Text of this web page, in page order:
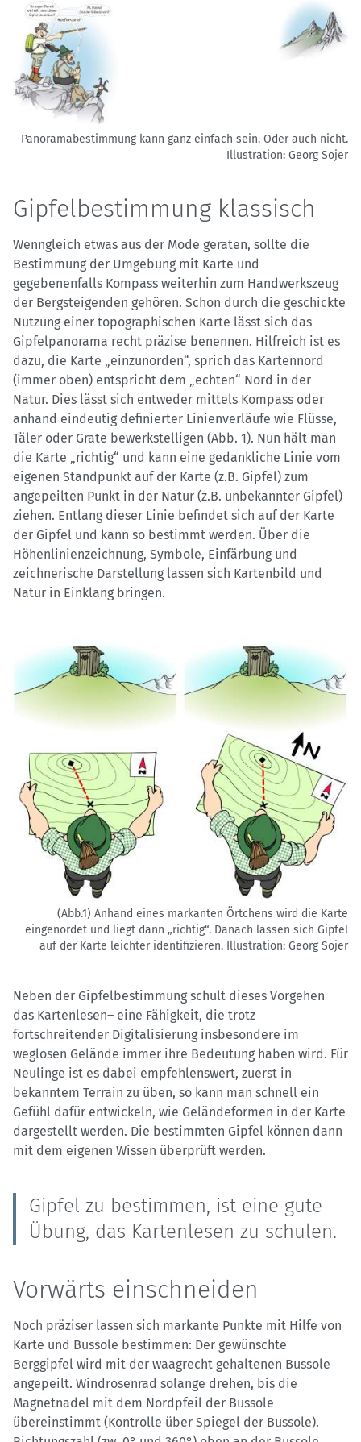
Panoramabestimmung kann ganz einfach sein. Oder auch nicht.
Illustration: Georg Sojer
Gipfelbestimmung klassisch
Wenngleich etwas aus der Mode geraten, sollte die
Bestimmung der Umgebung mit Karte und
gegebenenfalls Kompass weiterhin zum Handwerkszeug
der Bergsteigenden gehören. Schon durch die geschickte
Nutzung einer topographischen Karte lässt sich das
Gipfelpanorama recht präzise benennen. Hilfreich ist es
dazu, die Karte „einzunorden“, sprich das Kartennord
(immer oben) entspricht dem „echten“ Nord in der
Natur. Dies lässt sich entweder mittels Kompass oder
anhand eindeutig definierter Linienverläufe wie Flüsse,
Täler oder Grate bewerkstelligen (Abb. 1). Nun hält man
die Karte „richtig“ und kann eine gedankliche Linie vom
eigenen Standpunkt auf der Karte (z.B. Gipfel) zum
angepeilten Punkt in der Natur (z.B. unbekannter Gipfel)
ziehen. Entlang dieser Linie befindet sich auf der Karte
der Gipfel und kann so bestimmt werden. Über die
Höhenlinienzeichnung, Symbole, Einfärbung und
zeichnerische Darstellung lassen sich Kartenbild und
Natur in Einklang bringen.
(Abb.1) Anhand eines markanten Örtchens wird die Karte
eingenordet und liegt dann „richtig“. Danach lassen sich Gipfel
auf der Karte leichter identifizieren. Illustration: Georg Sojer
Neben der Gipfelbestimmung schult dieses Vorgehen
das Kartenlesen– eine Fähigkeit, die trotz
fortschreitender Digitalisierung insbesondere im
weglosen Gelände immer ihre Bedeutung haben wird. Für
Neulinge ist es dabei empfehlenswert, zuerst in
bekanntem Terrain zu üben, so kann man schnell ein
Gefühl dafür entwickeln, wie Geländeformen in der Karte
dargestellt werden. Die bestimmten Gipfel können dann
mit dem eigenen Wissen überprüft werden.
Gipfel zu bestimmen, ist eine gute
Übung, das Kartenlesen zu schulen.
Vorwärts einschneiden
Noch präziser lassen sich markante Punkte mit Hilfe von
Karte und Bussole bestimmen: Der gewünschte
Berggipfel wird mit der waagrecht gehaltenen Bussole
angepeilt. Windrosenrad solange drehen, bis die
Magnetnadel mit dem Nordpfeil der Bussole
übereinstimmt (Kontrolle über Spiegel der Bussole).